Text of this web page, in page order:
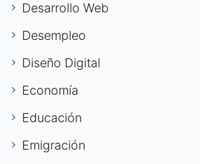
Desarrollo Web
Desempleo
Diseño Digital
Economía
Educación
Emigración